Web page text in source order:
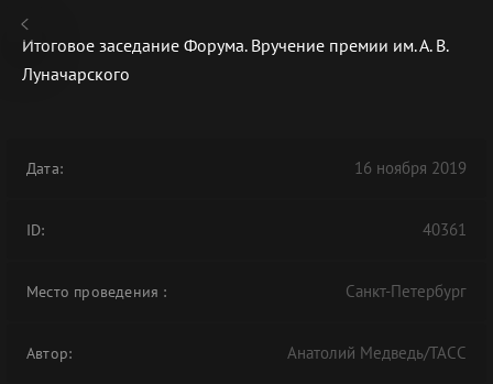
В АРХИВЕ
Итоговое заседание Форума. Вручение премии им. А. В.
Луначарского
Дата: 16 ноября 2019
ID: 40361
Место проведения : Санкт-Петербург
Автор: Анатолий Медведь/ТАСС